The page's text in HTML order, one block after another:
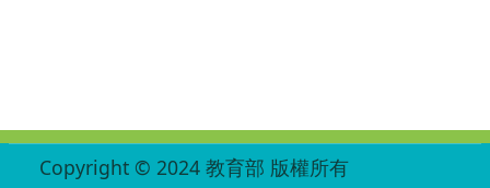
Copyright © 2024 教育部 版權所有